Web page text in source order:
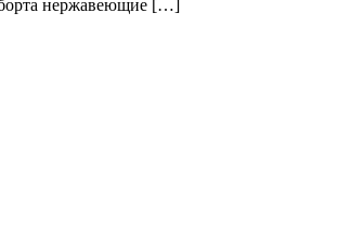
нержавеющие […]